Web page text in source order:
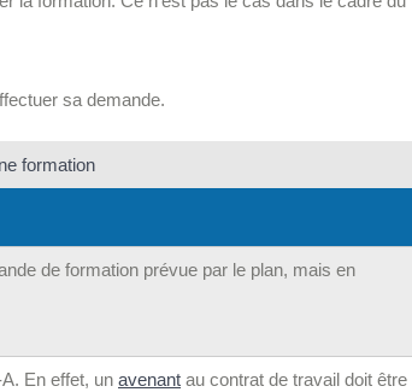
sa demande.
formation
de formation prévue par le plan, mais en
En effet, un avenant au contrat de travail doit être